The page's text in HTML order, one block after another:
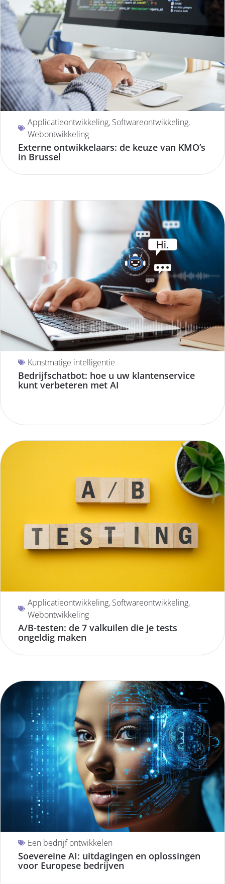
Applicatieontwikkeling, Softwareontwikkeling,
Webontwikkeling
Externe ontwikkelaars: de keuze van KMO’s
in Brussel
Kunstmatige intelligentie
Bedrijfschatbot: hoe u uw klantenservice
kunt verbeteren met AI
Applicatieontwikkeling, Softwareontwikkeling,
Webontwikkeling
A/B-testen: de 7 valkuilen die je tests
ongeldig maken
Een bedrijf ontwikkelen
Soevereine AI: uitdagingen en oplossingen
voor Europese bedrijven